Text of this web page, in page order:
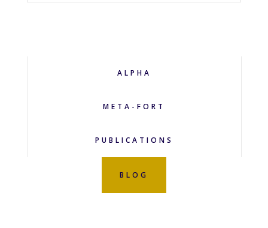
ALPHA
META-FORT
PUBLICATIONS
BLOG